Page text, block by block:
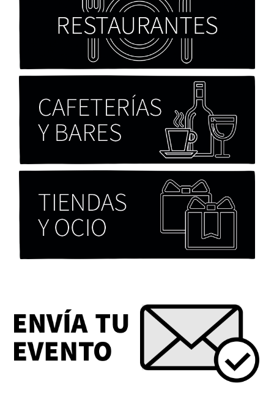
Cocaína Negra de Cristóbal Valenzuela Berríos
Paloma Pulisci
Chicas tristes de Fernanda Tovar
Eva Valero Juan: "Una mirada que construía un
universo donde lo único verdaderamente
importante eran los amigos y la literatura"
Martín Carrasco